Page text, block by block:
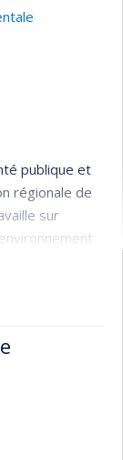
publique et
régionale de
sur
le bruit
Je suis
au
et préventive
l'Université